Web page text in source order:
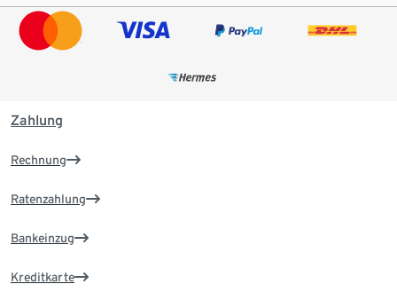
Zahlung
Rechnung
Ratenzahlung
Bankeinzug
Kreditkarte